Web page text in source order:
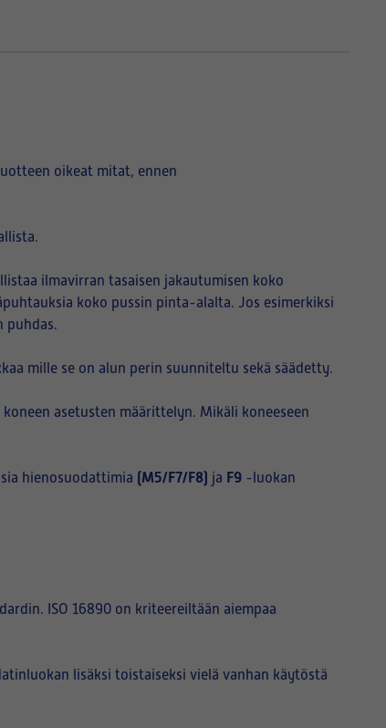
oikeat mitat, ennen
ilmavirran tasaisen jakautumisen koko
koko pussin pinta-alalta. Jos esimerkiksi
puhdas.
mille se on alun perin suunniteltu sekä säädetty.
asetusten määrittelyn. Mikäli koneeseen
hienosuodattimia (M5/F7/F8) ja F9 -luokan
ISO 16890 on kriteereiltään aiempaa
lisäksi toistaiseksi vielä vanhan käytöstä